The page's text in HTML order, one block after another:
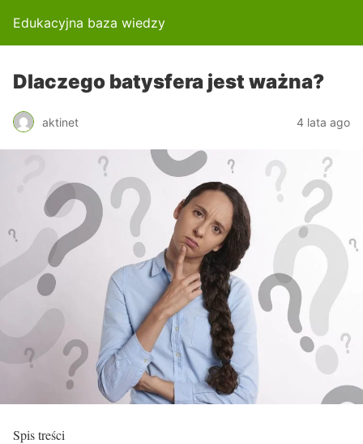
Edukacyjna baza wiedzy
Dlaczego batysfera jest ważna?
aktinet 4 lata ago
Spis treści